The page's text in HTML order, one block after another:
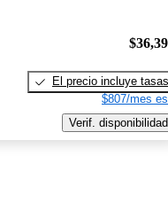
El precio incluye tasas
$807/mes
Verif. disponibilidad